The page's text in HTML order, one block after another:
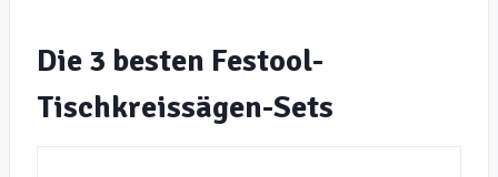
Die 3 besten Festool-
Tischkreissägen-Sets